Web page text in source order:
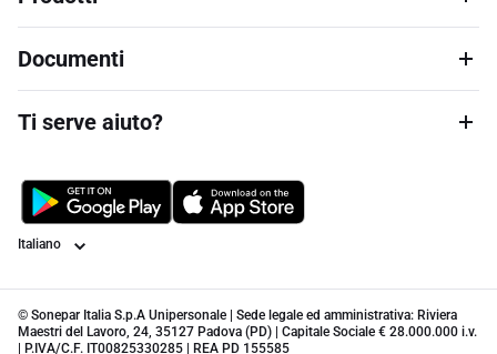
Documenti
Ti serve aiuto?
Lingua
© Sonepar Italia S.p.A Unipersonale | Sede legale ed amministrativa: Riviera
Maestri del Lavoro, 24, 35127 Padova (PD) | Capitale Sociale € 28.000.000 i.v.
| P.IVA/C.F. IT00825330285 | REA PD 155585